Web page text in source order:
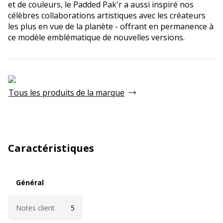
et de couleurs, le Padded Pak'r a aussi inspiré nos
célèbres collaborations artistiques avec les créateurs
les plus en vue de la planète - offrant en permanence à
ce modèle emblématique de nouvelles versions.
Tous les produits de la marque
Caractéristiques
Général
Notes client 5